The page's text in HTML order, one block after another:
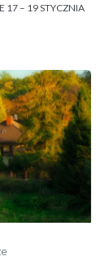
17 – 19 STYCZNIA